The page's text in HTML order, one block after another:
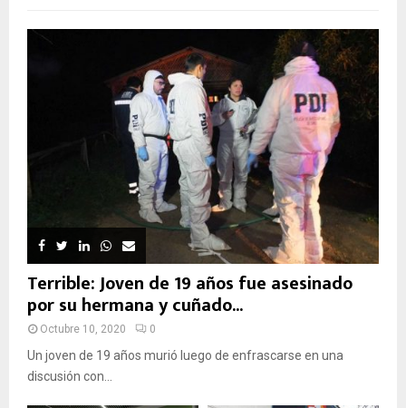
Terrible: Joven de 19 años fue asesinado
por su hermana y cuñado...
Octubre 10, 2020 0
Un joven de 19 años murió luego de enfrascarse en una
discusión con...